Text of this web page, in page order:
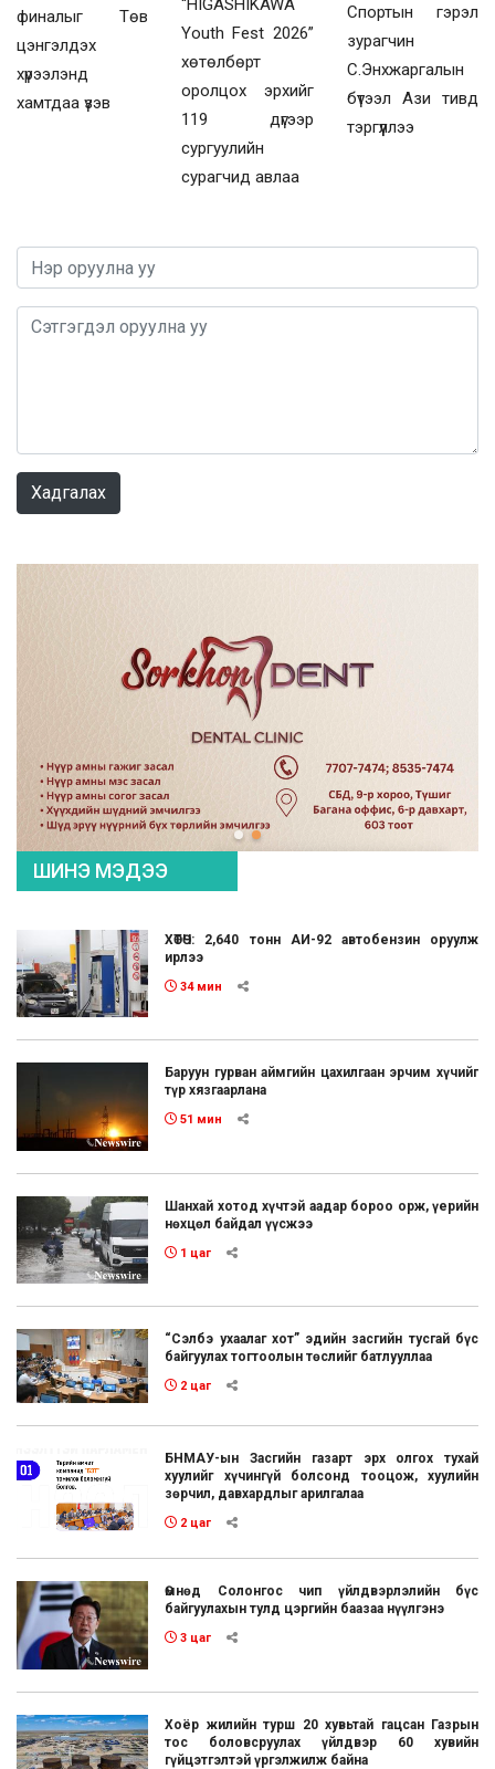
финалыг Төв
цэнгэлдэх
хүрээлэнд
хамтдаа үзэв
“HIGASHIKAWA
Youth Fest 2026”
хөтөлбөрт
оролцох эрхийг
119 дүгээр
сургуулийн
сурагчид авлаа
Спортын гэрэл
зурагчин
С.Энхжаргалын
бүтээл Ази тивд
тэргүүллээ
Хадгалах
ШИНЭ МЭДЭЭ
ХӨТӨЧ: 2,640 тонн АИ-92 автобензин оруулж
ирлээ
34 мин
Баруун гурван аймгийн цахилгаан эрчим хүчийг
түр хязгаарлана
51 мин
Шанхай хотод хүчтэй аадар бороо орж, үерийн
нөхцөл байдал үүсжээ
1 цаг
“Сэлбэ ухаалаг хот” эдийн засгийн тусгай бүс
байгуулах тогтоолын төслийг батлууллаа
2 цаг
БНМАУ-ын Засгийн газарт эрх олгох тухай
хуулийг хүчингүй болсонд тооцож, хуулийн
зөрчил, давхардлыг арилгалаа
2 цаг
Өмнөд Солонгос чип үйлдвэрлэлийн бүс
байгуулахын тулд цэргийн баазаа нүүлгэнэ
3 цаг
Хоёр жилийн турш 20 хувьтай гацсан Газрын
тос боловсруулах үйлдвэр 60 хувийн
гүйцэтгэлтэй үргэлжилж байна